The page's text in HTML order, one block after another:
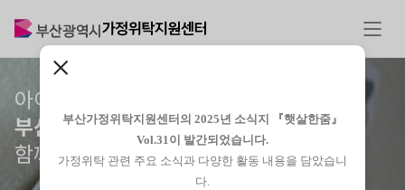
아이들이 행복한 세상,
부산광역시가정위탁지원센터가
함께 합니다.
부산가정위탁지원센터의 2025년 소식지 『햇살한줌』
Vol.31이 발간되었습니다.
가정위탁 관련 주요 소식과 다양한 활동 내용을 담았습니
다.